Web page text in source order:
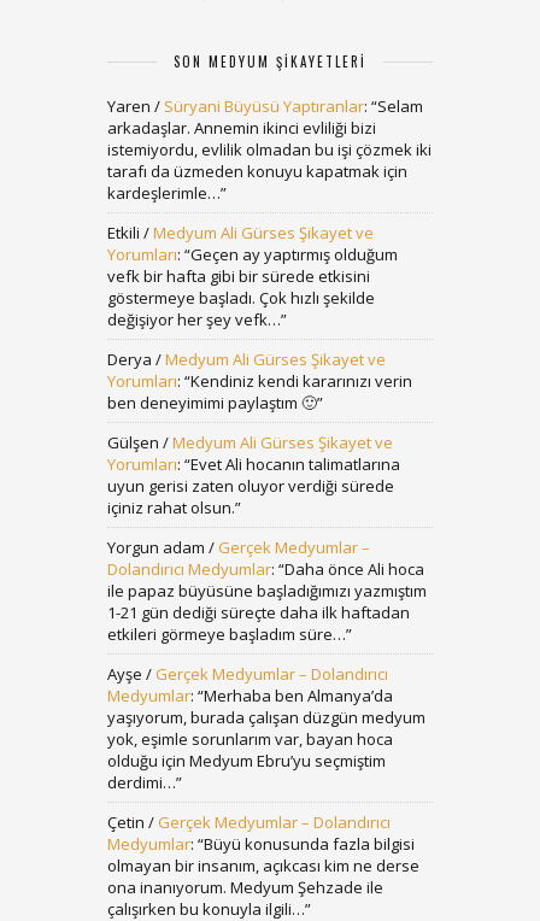
SON MEDYUM ŞIKAYETLERI
Yaren / Süryani Büyüsü Yaptıranlar: “Selam
arkadaşlar. Annemin ikinci evliliği bizi
istemiyordu, evlilik olmadan bu işi çözmek iki
tarafı da üzmeden konuyu kapatmak için
kardeşlerimle…”
Etkili /Medyum Ali Gürses Şikayet ve
Yorumları: “Geçen ay yaptırmış olduğum
vefk bir hafta gibi bir sürede etkisini
göstermeye başladı. Çok hızlı şekilde
değişiyor her şey vefk…”
Derya /Medyum Ali Gürses Şikayet ve
Yorumları: “Kendiniz kendi kararınızı verin
ben deneyimimi paylaştım 🙂”
Gülşen /Medyum Ali Gürses Şikayet ve
Yorumları: “Evet Ali hocanın talimatlarına
uyun gerisi zaten oluyor verdiği sürede
içiniz rahat olsun.”
Yorgun adam / Gerçek Medyumlar –
Dolandırıcı Medyumlar: “Daha önce Ali hoca
ile papaz büyüsüne başladığımızı yazmıştım
1-21 gün dediği süreçte daha ilk haftadan
etkileri görmeye başladım süre…”
Ayşe / Gerçek Medyumlar – Dolandırıcı
Medyumlar: “Merhaba ben Almanya’da
yaşıyorum, burada çalışan düzgün medyum
yok, eşimle sorunlarım var, bayan hoca
olduğu için Medyum Ebru’yu seçmiştim
derdimi…”
Çetin / Gerçek Medyumlar – Dolandırıcı
Medyumlar: “Büyü konusunda fazla bilgisi
olmayan bir insanım, açıkcası kim ne derse
ona inanıyorum. Medyum Şehzade ile
çalışırken bu konuyla ilgili…”